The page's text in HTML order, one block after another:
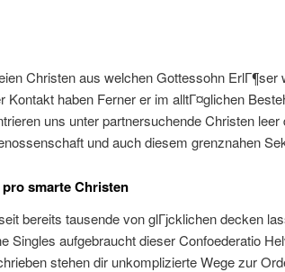
Christen aus welchen Gottessohn ErlГ¶ser
Kontakt haben Ferner er im alltГ¤glichen
uns unter partnersuchende Christen leer
und auch diesem grenznahen
smarte Christen
bereits tausende von glГјcklichen decken
Singles aufgebraucht dieser Confoederatio
stehen dir unkomplizierte Wege zur